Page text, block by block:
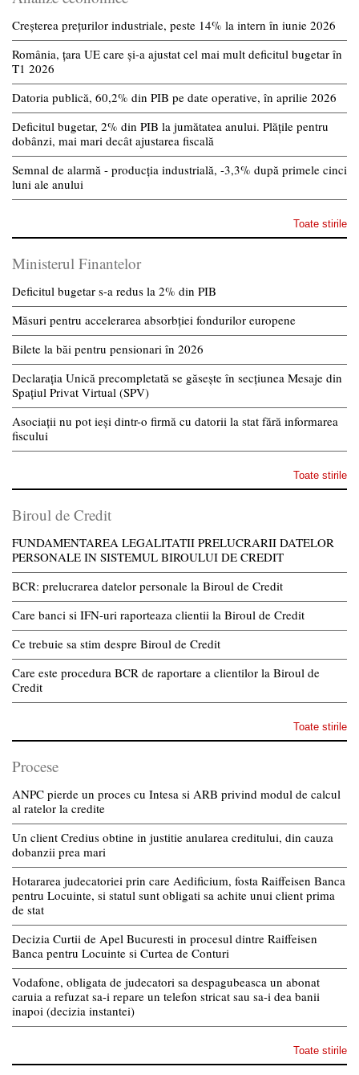
Creșterea prețurilor industriale, peste 14% la intern în iunie 2026
România, țara UE care și-a ajustat cel mai mult deficitul bugetar în
T1 2026
Datoria publică, 60,2% din PIB pe date operative, în aprilie 2026
Deficitul bugetar, 2% din PIB la jumătatea anului. Plățile pentru
dobânzi, mai mari decât ajustarea fiscală
Semnal de alarmă - producția industrială, -3,3% după primele cinci
luni ale anului
Toate stirile
Ministerul Finantelor
Deficitul bugetar s-a redus la 2% din PIB
Măsuri pentru accelerarea absorbției fondurilor europene
Bilete la băi pentru pensionari în 2026
Declarația Unică precompletată se găsește în secțiunea Mesaje din
Spațiul Privat Virtual (SPV)
Asociații nu pot ieși dintr-o firmă cu datorii la stat fără informarea
fiscului
Toate stirile
Biroul de Credit
FUNDAMENTAREA LEGALITATII PRELUCRARII DATELOR
PERSONALE IN SISTEMUL BIROULUI DE CREDIT
BCR: prelucrarea datelor personale la Biroul de Credit
Care banci si IFN-uri raporteaza clientii la Biroul de Credit
Ce trebuie sa stim despre Biroul de Credit
Care este procedura BCR de raportare a clientilor la Biroul de
Credit
Toate stirile
Procese
ANPC pierde un proces cu Intesa si ARB privind modul de calcul
al ratelor la credite
Un client Credius obtine in justitie anularea creditului, din cauza
dobanzii prea mari
Hotararea judecatoriei prin care Aedificium, fosta Raiffeisen Banca
pentru Locuinte, si statul sunt obligati sa achite unui client prima
de stat
Decizia Curtii de Apel Bucuresti in procesul dintre Raiffeisen
Banca pentru Locuinte si Curtea de Conturi
Vodafone, obligata de judecatori sa despagubeasca un abonat
caruia a refuzat sa-i repare un telefon stricat sau sa-i dea banii
inapoi (decizia instantei)
Toate stirile